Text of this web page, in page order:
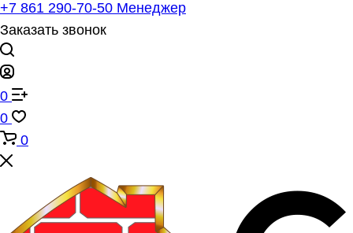
+7 861 290-70-50 Менеджер
Заказать звонок
0
0
0